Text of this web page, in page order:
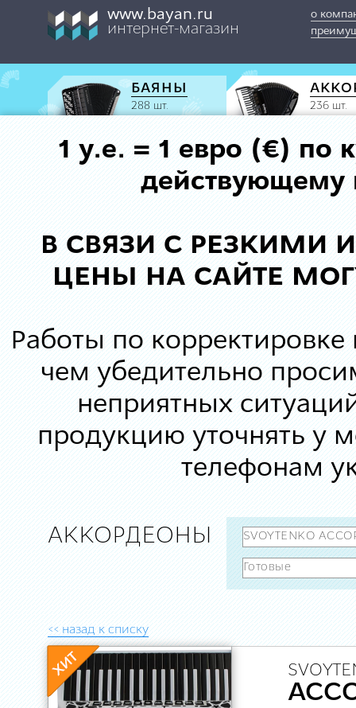
www.bayan.ru
интернет-магазин
о
БАЯНЫ
288 шт. 236 шт.
1 у.е. = 1 евро (€) по
действующему
В СВЯЗИ С РЕЗКИМИ
ЦЕНЫ НА САЙТЕ
Работы по корректировке
чем убедительно
неприятных
продукцию уточнять у
телефонам
АККОРДЕОНЫ
<< назад к списку